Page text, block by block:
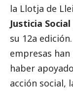
la Llotja de
Justicia Social
su 12a
empresas
haber
acción social,